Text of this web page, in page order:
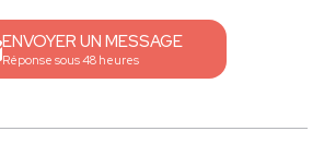
ENVOYER UN MESSAGE
Réponse sous 48 heures